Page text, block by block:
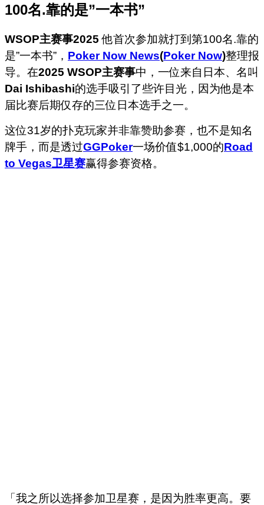
100名.靠的是”一本书”
WSOP主赛事2025 他首次参加就打到第100名.靠的
是”一本书”， Poker Now News(Poker Now)整理报
导。在2025 WSOP主赛事中，一位来自日本、名叫
Dai Ishibashi的选手吸引了些许目光，因为他是本
届比赛后期仅存的三位日本选手之一。
这位31岁的扑克玩家并非靠赞助参赛，也不是知名
牌手，而是透过GGPoker一场价值$1,000的Road
to Vegas卫星赛赢得参赛资格。
「我之所以选择参加卫星赛，是因为胜率更高。要